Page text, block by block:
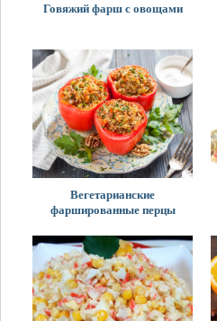
Говяжий фарш с овощами
Вегетарианские
фаршированные перцы